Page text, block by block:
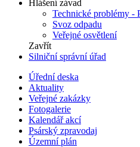
Hlášení závad
Technické problémy -
Svoz odpadu
Veřejné osvětlení
Zavřít
Silniční správní úřad
Úřední deska
Aktuality
Veřejné zakázky
Fotogalerie
Kalendář akcí
Psárský zpravodaj
Územní plán